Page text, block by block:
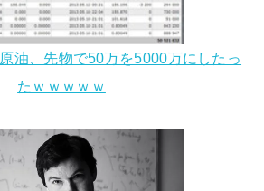
油、先物で50万を5000万にしたっ
たｗｗｗｗｗ